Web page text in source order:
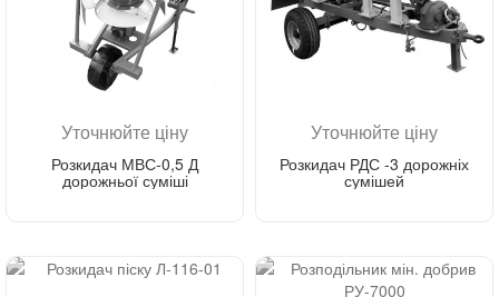
Уточнюйте ціну
Розкидач МВС-0,5 Д
дорожньої суміші
Уточнюйте ціну
Розкидач РДС -3 дорожніх
сумішей